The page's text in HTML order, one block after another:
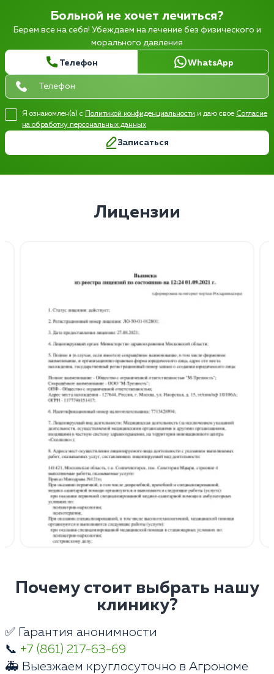
Больной не хочет лечиться?
Берем все на себя! Убеждаем на лечение без физического и
морального давления
Телефон WhatsApp
Я ознакомлен(а) с Политикой конфиденциальности и даю свое Согласие
на обработку персональных данных
Записаться
Лицензии
Почему стоит выбрать нашу
клинику?
✅ Гарантия анонимности
📞 +7 (861) 217-63-69
🚑 Выезжаем круглосуточно в Агрономе